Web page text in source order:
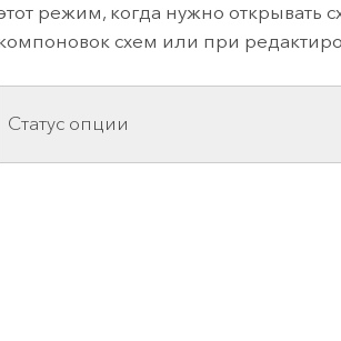
режим, когда нужно открывать
схем или при
Статус опции